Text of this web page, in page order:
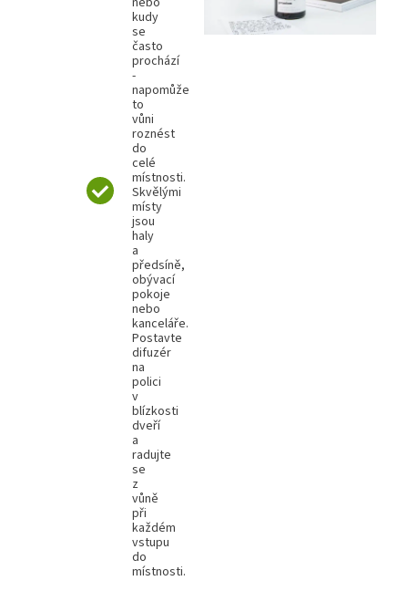
kudy
se
často
prochází
-
napomůže
to
vůni
roznést
do
celé
místnosti.
Skvělými
místy
jsou
haly
a
předsíně,
obývací
pokoje
nebo
kanceláře.
Postavte
difuzér
na
polici
v
blízkosti
dveří
a
radujte
se
z
vůně
při
každém
vstupu
do
místnosti.